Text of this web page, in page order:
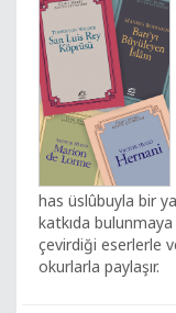
has üslûbuyla bir
katkıda
çevirdiği eserlerle
okurlarla paylaşır.